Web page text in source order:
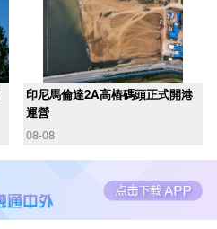
印尼馬倫達2A高樁碼頭正式開港
運營
08-08